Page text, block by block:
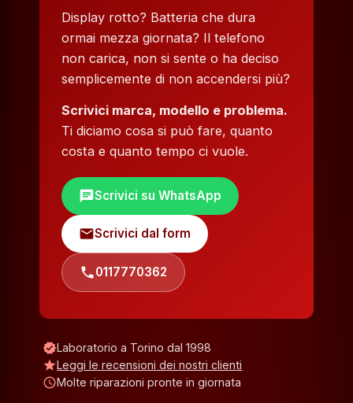
Display rotto? Batteria che dura
ormai mezza giornata? Il telefono
non carica, non si sente o ha deciso
semplicemente di non accendersi più?
Scrivici marca, modello e problema.
Ti diciamo cosa si può fare, quanto
costa e quanto tempo ci vuole.
chatScrivici su WhatsApp
mailScrivici dal form
phone0117770362
verifiedLaboratorio a Torino dal 1998
starLeggi le recensioni dei nostri clienti
scheduleMolte riparazioni pronte in giornata